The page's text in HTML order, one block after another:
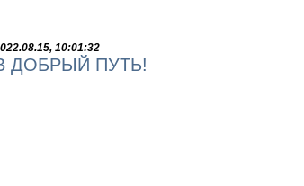
10:01:32
ДОБРЫЙ ПУТЬ!